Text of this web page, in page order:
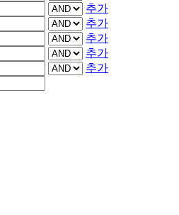
추가
추가
추가
추가
추가